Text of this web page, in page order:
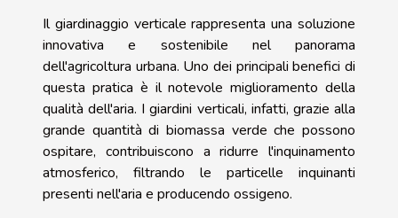
Il giardinaggio verticale rappresenta una soluzione
innovativa e sostenibile nel panorama
dell'agricoltura urbana. Uno dei principali benefici di
questa pratica è il notevole miglioramento della
qualità dell'aria. I giardini verticali, infatti, grazie alla
grande quantità di biomassa verde che possono
ospitare, contribuiscono a ridurre l'inquinamento
atmosferico, filtrando le particelle inquinanti
presenti nell'aria e producendo ossigeno.